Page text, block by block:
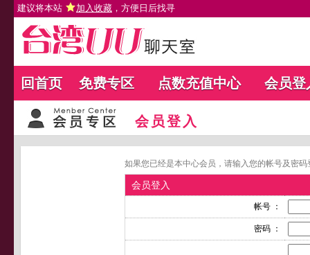
建议将本站 加入收藏 ，方便日后找寻
回首页 免费专区 点数充值中心 会员登
会员登入
如果您已经是本中心会员，请输入您的帐号及密
会员登入
帐号 ：
密码 ：